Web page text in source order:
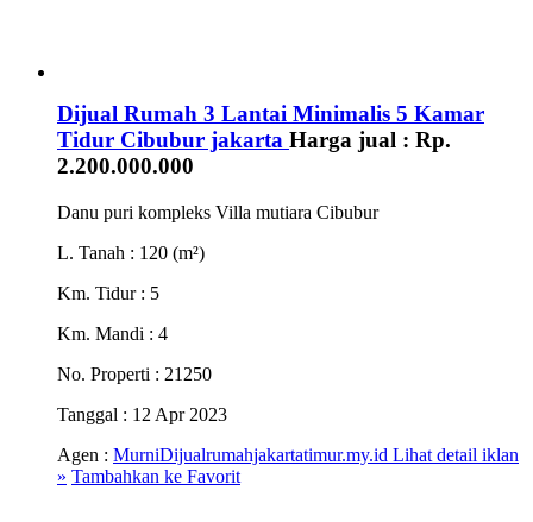
Dijual Rumah 3 Lantai Minimalis 5 Kamar
Tidur Cibubur jakarta Harga jual : Rp.
2.200.000.000
Danu puri kompleks Villa mutiara Cibubur
L. Tanah : 120 (m²)
Km. Tidur : 5
Km. Mandi : 4
No. Properti : 21250
Tanggal : 12 Apr 2023
Agen : MurniDijualrumahjakartatimur.my.id Lihat detail iklan
» Tambahkan ke Favorit